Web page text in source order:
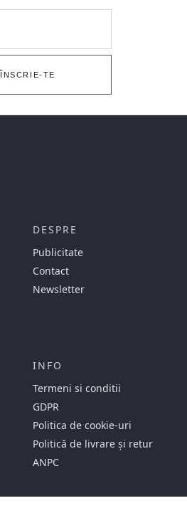
ÎNSCRIE-TE
DESPRE
Publicitate
Contact
Newsletter
INFO
Termeni si conditii
GDPR
Politica de cookie-uri
Politică de livrare și retur
ANPC